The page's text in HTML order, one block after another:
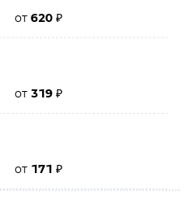
от 620 ₽
от 319 ₽
от 171 ₽